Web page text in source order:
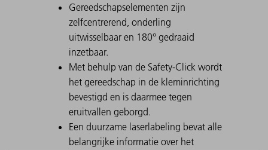
Gereedschapselementen zijn
zelfcentrerend, onderling
uitwisselbaar en 180° gedraaid
inzetbaar.
Met behulp van de Safety-Click wordt
het gereedschap in de kleminrichting
bevestigd en is daarmee tegen
eruitvallen geborgd.
Een duurzame laserlabeling bevat alle
belangrijke informatie over het